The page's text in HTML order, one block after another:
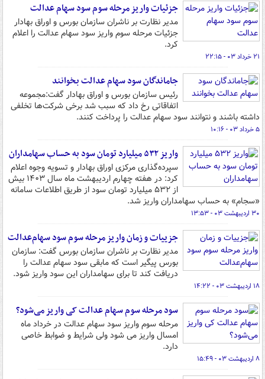
جزئیات واریز مرحله سوم سود سهام عدالت
مدیر نظارت بر ناشران سازمان بورس و اوراق بهادار
جزئیات مرحله سوم واریز سود سهام عدالت را اعلام
کرد.
۲۱ خرداد ۰۳ - ۲۲:۱۵
جاماندگان سود سهام عدالت بخوانند
رئیس سازمان بورس و اوراق بهادار گفت:مجموعه
اتفاقاتی رخ داد که سبب شد برخی شرکت‌ها تخلفی
داشته باشند و نتوانند سود سهام عدالت را پرداخت کنند.
۵ خرداد ۰۳ - ۱۰:۱۶
واریز ۵۳۲ میلیارد تومان سود به حساب سهامداران
سپرده‌گذاری مرکزی اوراق بهادار و تسویه وجوه اعلام
کرد: در هفته چهارم اردیبهشت ماه سال ۱۴۰۳ بیش
از ۵۳۲ میلیارد تومان سود از طریق اطلاعات سامانه
«سجام» به حساب سهامداران واریز شد.
۳۰ اردیبهشت ۰۳ - ۱۳:۵۳
جزییات و زمان واریز مرحله سوم سود سهام‌عدالت
مدیر نظارت بر ناشران سازمان بورس گفت: سازمان
بورس پیگیر است که مابقی سود سهام عدالت را
دریافت کند تا برای سهامداران این سود واریز شود.
۱۸ اردیبهشت ۰۳ - ۱۴:۲۲
سود مرحله سوم سهام عدالت کی واریز می‌شود؟
مرحله سوم واریز سود سهام عدالت در خرداد ماه
امسال واریز می شود ولی شرایط و ضوابط خاصی
دارد.
۸ اردیبهشت ۰۳ - ۱۵:۴۹